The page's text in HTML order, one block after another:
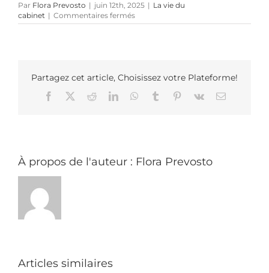
Par Flora Prevosto | juin 12th, 2025 | La vie du
cabinet | Commentaires ferméssur
M&B
dans
d’un
de
l’éducation
Partagez cet article, Choisissez votre Plateforme!
Facebook RedditLinkedInWhatsApp
Tumblr Pinterest
Vk Email
À propos de l'auteur : Flora Prevosto
Articles similaires